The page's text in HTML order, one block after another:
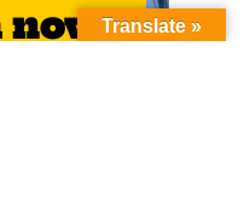
nowyTranslate »